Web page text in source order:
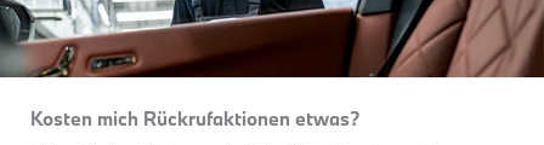
Kosten mich Rückrufaktionen etwas?